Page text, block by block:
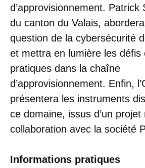
d’approvisionnement. Patrick
du canton du Valais,
question de la cybersécurité
et mettra en lumière les défis
pratiques dans la chaîne
d’approvisionnement. Enfin,
présentera les instruments
ce domaine, issus d’un projet
collaboration avec la société
Informations pratiques